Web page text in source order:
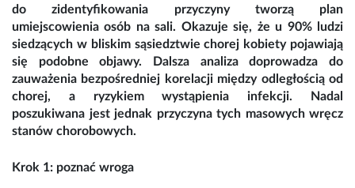
do zidentyfikowania przyczyny tworzą plan
umiejscowienia osób na sali. Okazuje się, że u 90% ludzi
siedzących w bliskim sąsiedztwie chorej kobiety pojawiają
się podobne objawy. Dalsza analiza doprowadza do
zauważenia bezpośredniej korelacji między odległością od
chorej, a ryzykiem wystąpienia infekcji. Nadal
poszukiwana jest jednak przyczyna tych masowych wręcz
stanów chorobowych.
Krok 1: poznać wroga